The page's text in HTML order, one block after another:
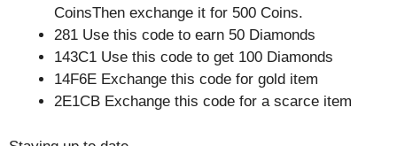
CoinsThen exchange it for 500 Coins.
281 Use this code to earn 50 Diamonds
143C1 Use this code to get 100 Diamonds
14F6E Exchange this code for gold item
2E1CB Exchange this code for a scarce item